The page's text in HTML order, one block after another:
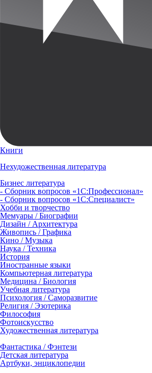
Книги
Нехудожественная литература
Бизнес литература
- Сборник вопросов «1С:Профессионал»
- Сборник вопросов «1С:Специалист»
Хобби и творчество
Мемуары / Биографии
Дизайн / Архитектура
Живопись / Графика
Кино / Музыка
Наука / Техника
История
Иностранные языки
Компьютерная литература
Медицина / Биология
Учебная литература
Психология / Саморазвитие
Религия / Эзотерика
Философия
Фотоискусство
Художественная литература
Фантастика / Фэнтези
Детская литература
Артбуки, энциклопедии